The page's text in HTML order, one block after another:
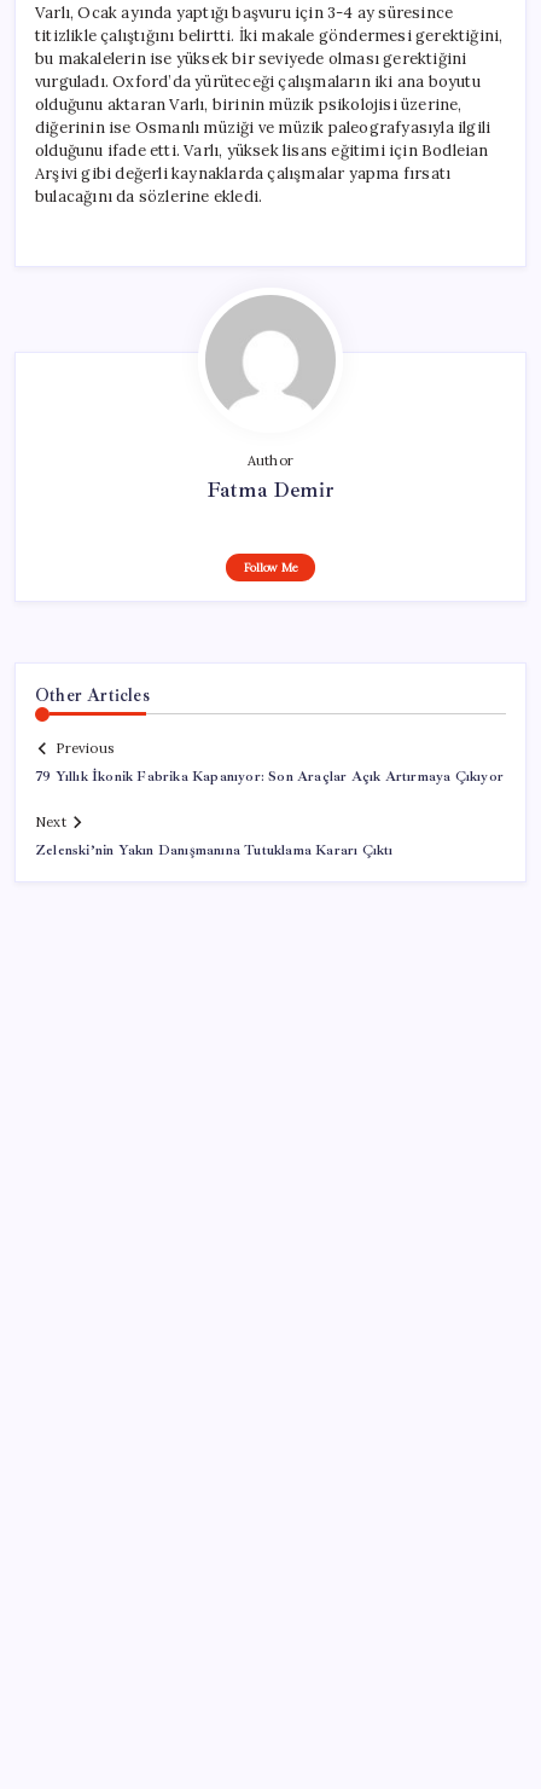
Varlı, Ocak ayında yaptığı başvuru için 3-4 ay süresince
titizlikle çalıştığını belirtti. İki makale göndermesi gerektiğini,
bu makalelerin ise yüksek bir seviyede olması gerektiğini
vurguladı. Oxford’da yürüteceği çalışmaların iki ana boyutu
olduğunu aktaran Varlı, birinin müzik psikolojisi üzerine,
diğerinin ise Osmanlı müziği ve müzik paleografyasıyla ilgili
olduğunu ifade etti. Varlı, yüksek lisans eğitimi için Bodleian
Arşivi gibi değerli kaynaklarda çalışmalar yapma fırsatı
bulacağını da sözlerine ekledi.
Author
Fatma Demir
Follow Me
Other Articles
Previous
79 Yıllık İkonik Fabrika Kapanıyor: Son Araçlar Açık Artırmaya Çıkıyor
Next
Zelenski’nin Yakın Danışmanına Tutuklama Kararı Çıktı